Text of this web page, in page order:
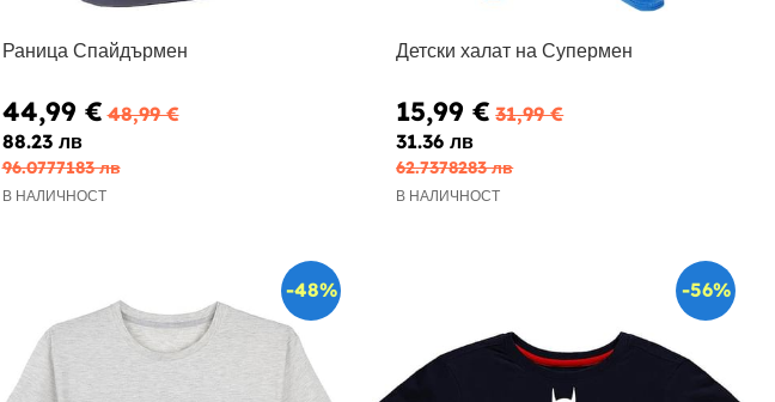
Раница Спайдърмен
44,99 € 48,99 €
88.23 лв
96.0777183 лв
В НАЛИЧНОСТ
Детски халат на Супермен
15,99 € 31,99 €
31.36 лв
62.7378283 лв
В НАЛИЧНОСТ
-48% -56%